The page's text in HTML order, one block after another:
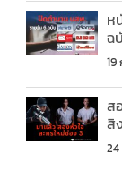
ห
ฉ
ส
สิ